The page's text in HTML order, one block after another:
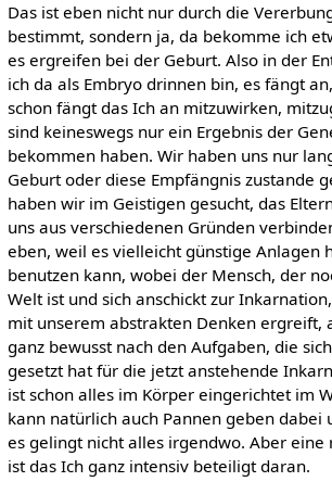
Das ist eben nicht nur durch die
bestimmt, sondern ja, da bekomme ich
es ergreifen bei der Geburt. Also in der
ich da als Embryo drinnen bin, es fängt
schon fängt das Ich an mitzuwirken,
sind keineswegs nur ein Ergebnis der
bekommen haben. Wir haben uns nur
Geburt oder diese Empfängnis zustande
haben wir im Geistigen gesucht, das
uns aus verschiedenen Gründen
eben, weil es vielleicht günstige Anlagen
benutzen kann, wobei der Mensch, der
Welt ist und sich anschickt zur
mit unserem abstrakten Denken ergreift,
ganz bewusst nach den Aufgaben, die
gesetzt hat für die jetzt anstehende
ist schon alles im Körper eingerichtet im
kann natürlich auch Pannen geben dabei
es gelingt nicht alles irgendwo. Aber eine
ist das Ich ganz intensiv beteiligt daran.